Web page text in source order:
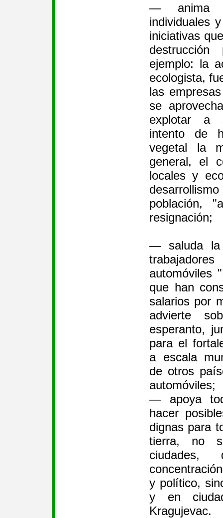
— anima
individuales
iniciativas
ejemplo: la
ecologista,
las
se
explotar a
intento de
vegetal la
general, el
locales y
población,
resignación;
— saluda la
automóviles
que han
salarios por
advierte
esperanto,
para el
a escala
de otros
automóviles;
— apoya
hacer
dignas para
tierra, no
y político,
y en
Kragujevac.